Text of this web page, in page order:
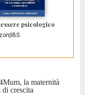
psicologico
IBS
la maternità
di crescita